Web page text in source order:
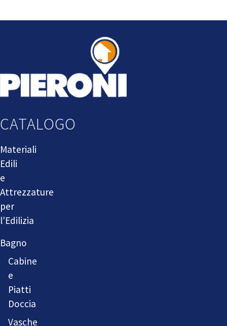
CATALOGO
Materiali
Edili
e
Attrezzature
per
l'Edilizia
Bagno
Cabine
e
Piatti
Doccia
Vasche